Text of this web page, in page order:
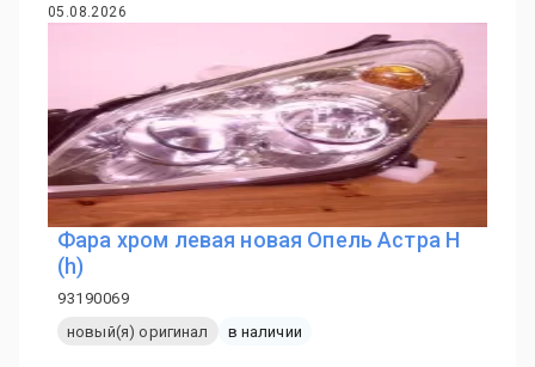
05.08.2026
Фара хром левая новая Опель Астра Н
(h)
93190069
новый(я) оригинал
в наличии